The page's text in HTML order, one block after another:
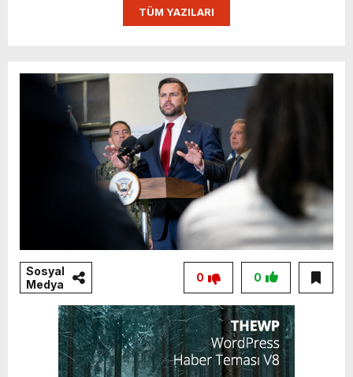
TÜM YAZILARI
Sosyal
Medya
0
0